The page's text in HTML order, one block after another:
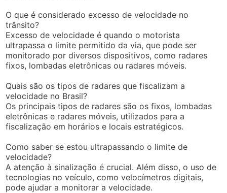
O que é considerado excesso de velocidade no
trânsito?
Excesso de velocidade é quando o motorista
ultrapassa o limite permitido da via, que pode ser
monitorado por diversos dispositivos, como radares
fixos, lombadas eletrônicas ou radares móveis.
Quais são os tipos de radares que fiscalizam a
velocidade no Brasil?
Os principais tipos de radares são os fixos, lombadas
eletrônicas e radares móveis, utilizados para a
fiscalização em horários e locais estratégicos.
Como saber se estou ultrapassando o limite de
velocidade?
A atenção à sinalização é crucial. Além disso, o uso de
tecnologias no veículo, como velocímetros digitais,
pode ajudar a monitorar a velocidade.